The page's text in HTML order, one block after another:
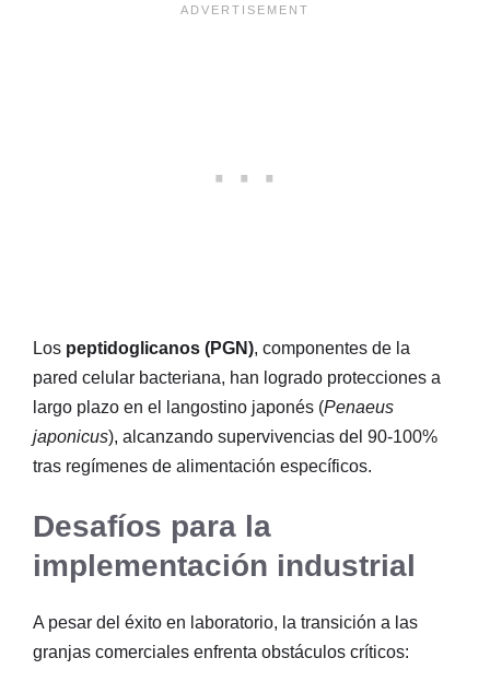
Los peptidoglicanos (PGN), componentes de la
pared celular bacteriana, han logrado protecciones a
largo plazo en el langostino japonés (Penaeus
japonicus), alcanzando supervivencias del 90-100%
tras regímenes de alimentación específicos.
Desafíos para la
implementación industrial
A pesar del éxito en laboratorio, la transición a las
granjas comerciales enfrenta obstáculos críticos: